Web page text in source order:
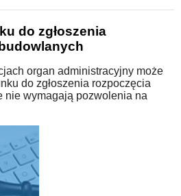
do zgłoszenia
organ administracyjny może
do zgłoszenia rozpoczęcia
nie wymagają pozwolenia na